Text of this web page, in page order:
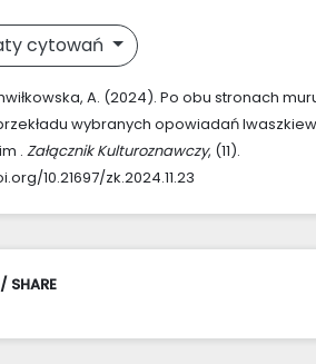
cytowań
A. (2024). Po obu stronach
wybranych opowiadań
. Załącznik Kulturoznawczy, (11).
10.21697/zk.2024.11.23
SHARE